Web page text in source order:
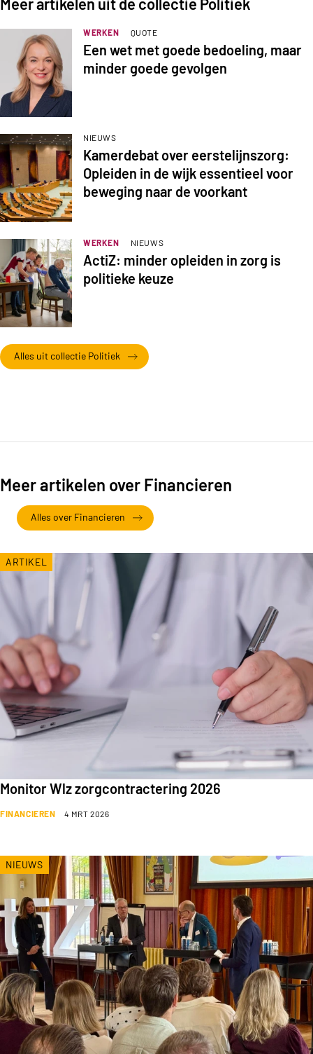
WERKEN QUOTE
Een wet met goede bedoeling, maar
minder goede gevolgen
NIEUWS
Kamerdebat over eerstelijnszorg:
Opleiden in de wijk essentieel voor
beweging naar de voorkant
WERKEN NIEUWS
ActiZ: minder opleiden in zorg is
politieke keuze
Alles uit collectie Politiek
Meer artikelen over Financieren
Alles over Financieren
FINANCIEREN 4 MRT 2026
Monitor Wlz zorgcontractering 2026
ARTIKEL
NIEUWS